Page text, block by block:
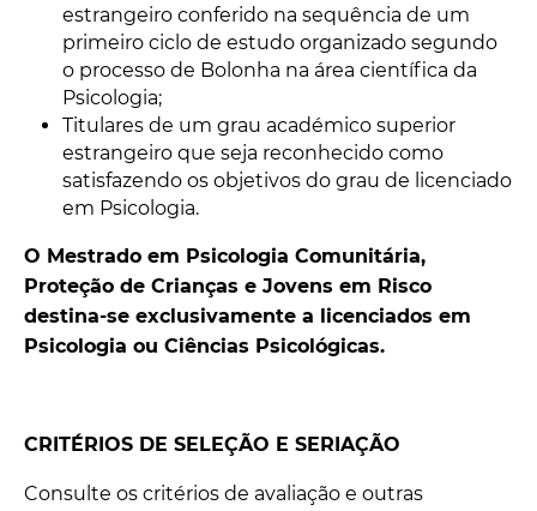
estrangeiro conferido na sequência de um
primeiro ciclo de estudo organizado segundo
o processo de Bolonha na área científica da
Psicologia;
Titulares de um grau académico superior
estrangeiro que seja reconhecido como
satisfazendo os objetivos do grau de licenciado
em Psicologia.
O Mestrado em Psicologia Comunitária,
Proteção de Crianças e Jovens em Risco
destina-se exclusivamente a licenciados em
Psicologia ou Ciências Psicológicas.
CRITÉRIOS DE SELEÇÃO E SERIAÇÃO
Consulte os critérios de avaliação e outras